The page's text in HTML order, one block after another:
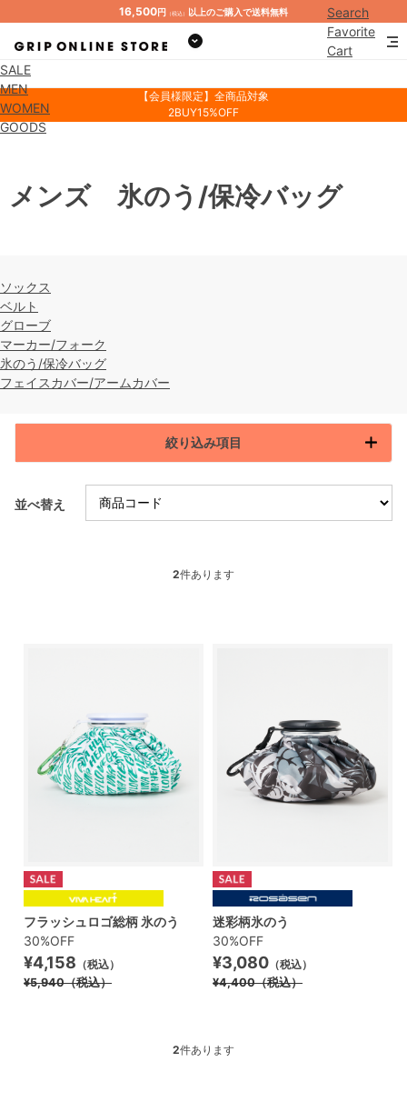
16,500円 （税込） 以上のご購入で送料無料
Search
Favorite
Cart
SALE
MEN
WOMEN
GOODS
【会員様限定】全商品対象
2BUY15%OFF
メンズ 氷のう/保冷バッグ
ソックス
ベルト
グローブ
マーカー/フォーク
氷のう/保冷バッグ
フェイスカバー/アームカバー
絞り込み項目
並べ替え
2件あります
フラッシュロゴ総柄 氷のう
30%OFF
¥4,158 （税込）
¥5,940（税込）
迷彩柄氷のう
30%OFF
¥3,080 （税込）
¥4,400（税込）
2件あります